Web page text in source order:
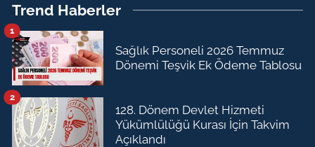
Trend Haberler
Sağlık Personeli 2026 Temmuz
Dönemi Teşvik Ek Ödeme Tablosu
1
128. Dönem Devlet Hizmeti
Yükümlülüğü Kurası İçin Takvim
Açıklandı
2